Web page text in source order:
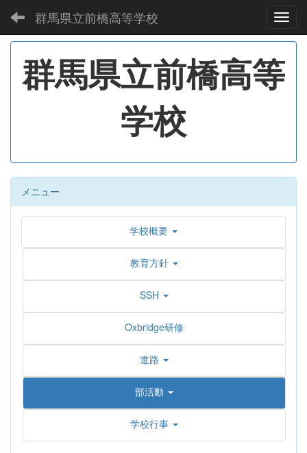
群馬県立前橋高等学校
群馬県立前橋高等
学校
メニュー
学校概要
教育方針
SSH
Oxbridge研修
進路
部活動
学校行事